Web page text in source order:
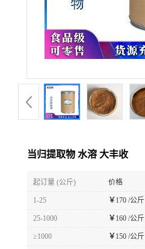
当归提取物 水溶 大丰收
起订量 (公斤) 价格
1-25 ￥170 /公斤
25-1000 ￥160 /公斤
≥1000 ￥150 /公斤